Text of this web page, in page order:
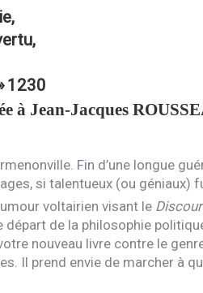
1230
à Jean-Jacques
Fin d’une longue
si talentueux (ou géniaux)
voltairien visant le
départ de la philosophie
nouveau livre contre le
Il prend envie de marcher à